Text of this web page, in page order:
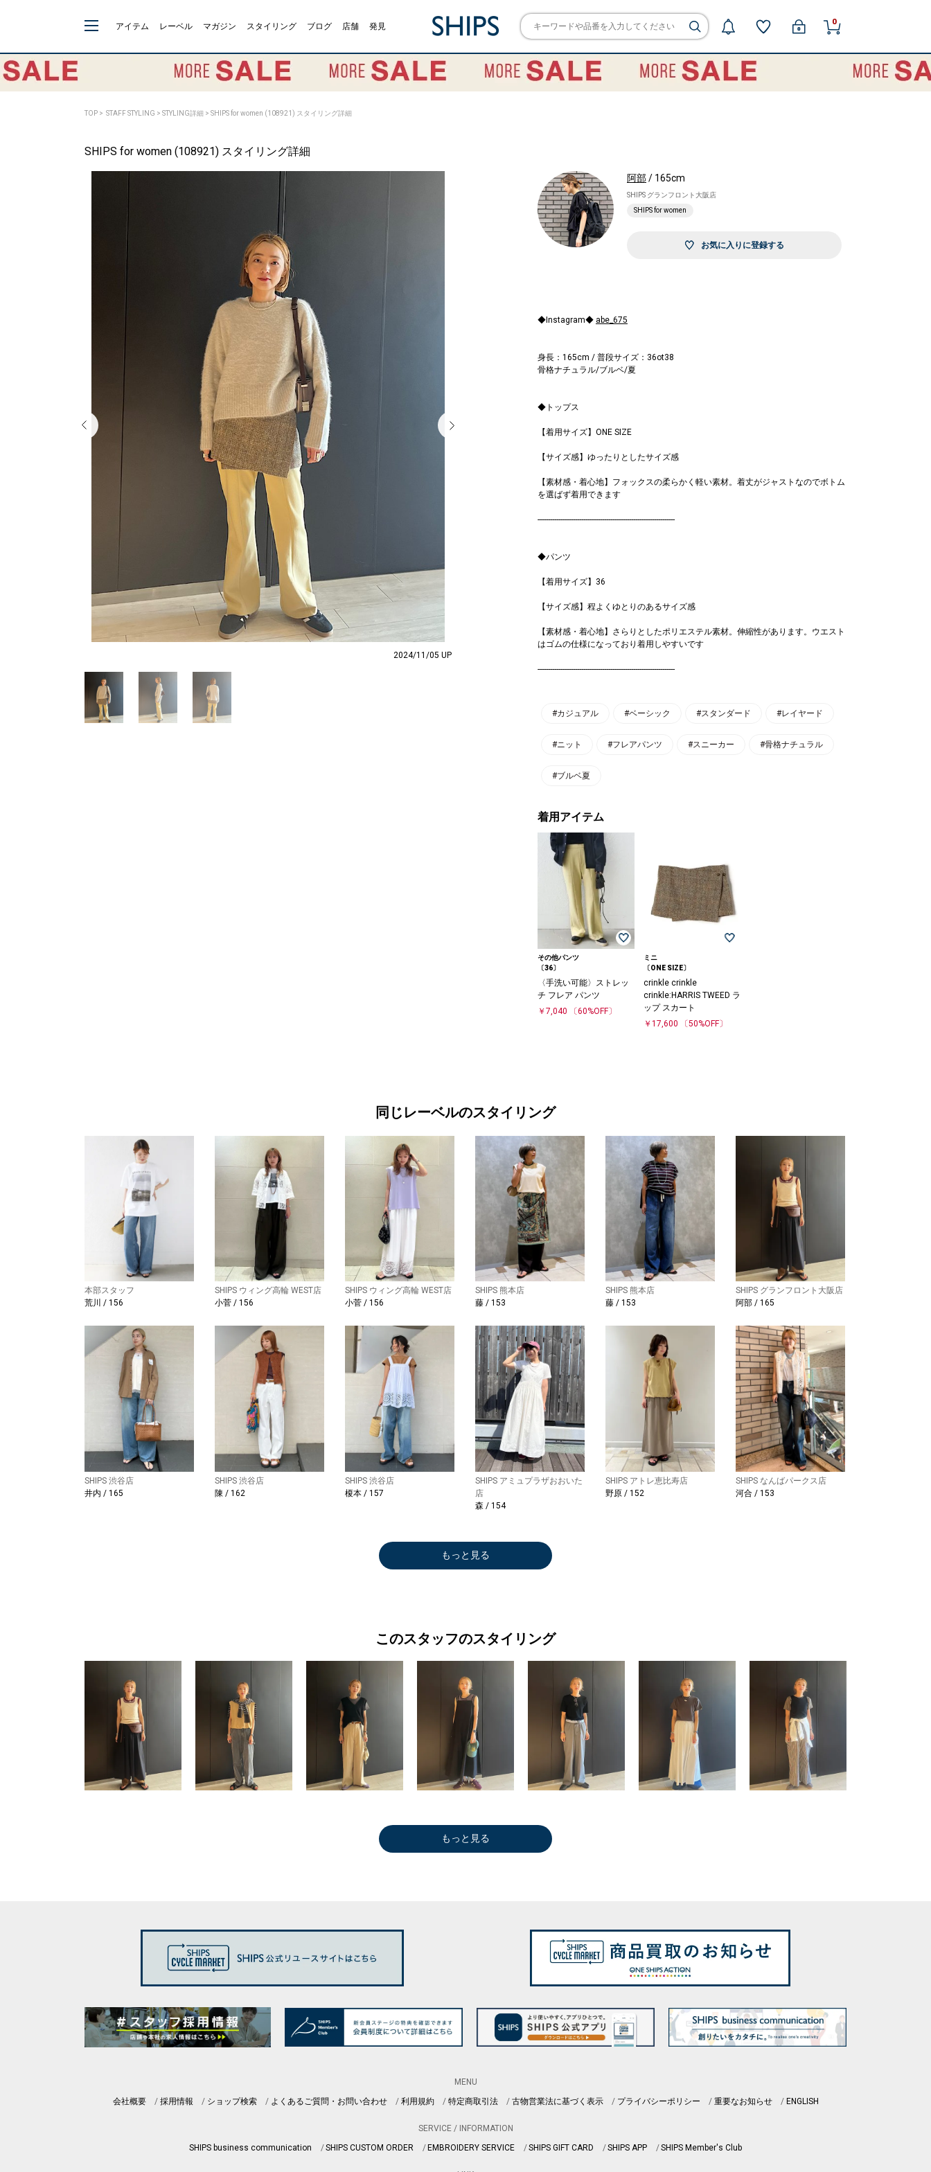
アイテム レーベル マガジン スタイリング ブログ 店舗 発見 0
TOP > STAFF STYLING > STYLING詳細 > SHIPS for women (108921) スタイリング詳細
SHIPS for women (108921) スタイリング詳細
2024/11/05 UP
阿部/ 165cm
SHIPS グランフロント大阪店
SHIPS for women
お気に入りに登録する
◆Instagram◆ abe_675
身長：165cm / 普段サイズ：36ot38
骨格ナチュラル/ブルベ/夏
◆トップス
【着用サイズ】ONE SIZE
【サイズ感】ゆったりとしたサイズ感
【素材感・着心地】フォックスの柔らかく軽い素材。着丈がジャストなのでボトム
を選ばず着用できます
------------------------------------------------------------------
◆パンツ
【着用サイズ】36
【サイズ感】程よくゆとりのあるサイズ感
【素材感・着心地】さらりとしたポリエステル素材。伸縮性があります。ウエスト
はゴムの仕様になっており着用しやすいです
------------------------------------------------------------------
#カジュアル #ベーシック #スタンダード #レイヤード
#ニット #フレアパンツ #スニーカー #骨格ナチュラル
#ブルベ夏
着用アイテム
その他パンツ
〔36〕
〈手洗い可能〉ストレッ
チ フレア パンツ
￥7,040
〔60%OFF〕
ミニ
〔ONE SIZE〕
crinkle crinkle
crinkle:HARRIS TWEED ラ
ップ スカート
￥17,600
〔50%OFF〕
同じレーベルのスタイリング
本部スタッフ
荒川 / 156
SHIPS ウィング高輪 WEST店
小菅 / 156
SHIPS ウィング高輪 WEST店
小菅 / 156
SHIPS 熊本店
藤 / 153
SHIPS 熊本店
藤 / 153
SHIPS グランフロント大阪店
阿部 / 165
SHIPS 渋谷店
井内 / 165
SHIPS 渋谷店
陳 / 162
SHIPS 渋谷店
榎本 / 157
SHIPS アミュプラザおおいた
店
森 / 154
SHIPS アトレ恵比寿店
野原 / 152
SHIPS なんばパークス店
河合 / 153
もっと見る
このスタッフのスタイリング
もっと見る
MENU
会社概要
採用情報 ショップ検索 よくあるご質問・お問い合わせ 利用規約 特定商取引法 古物営業法に基づく表示 プライバシーポリシー 重要なお知らせ ENGLISH
SERVICE / INFORMATION
SHIPS business communication
SHIPS CUSTOM ORDER EMBROIDERY SERVICE SHIPS GIFT CARD SHIPS APP SHIPS Member's Club